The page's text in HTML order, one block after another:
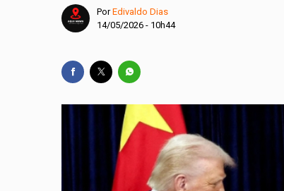
Podemos
Planaltina se
Congresso
PorEdivaldo Dias
14/05/2026 - 10h44